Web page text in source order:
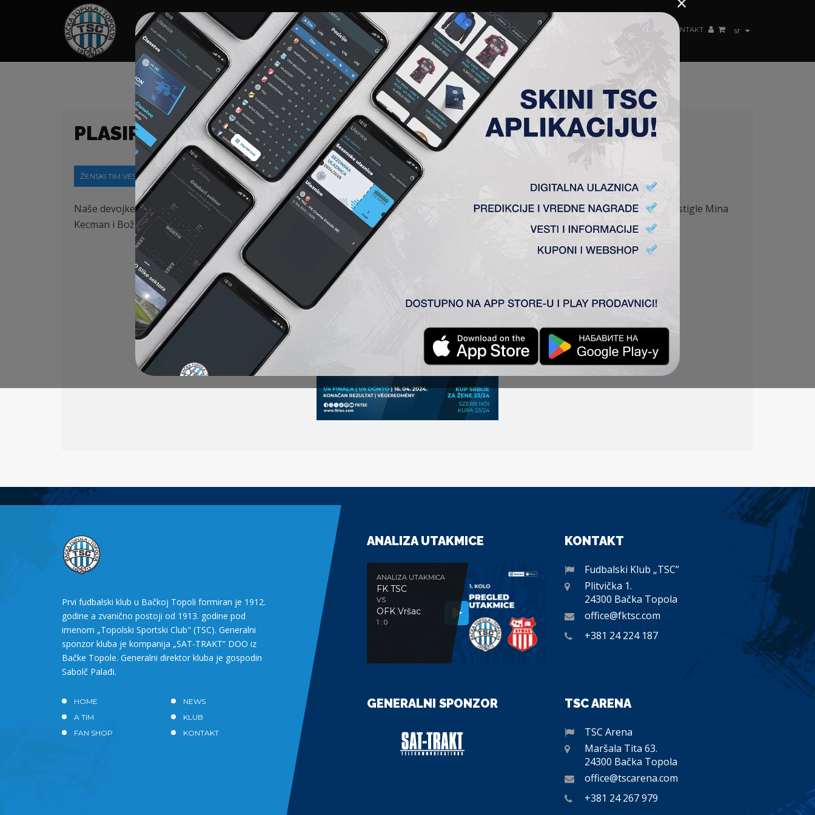
sr
HOME SPONZORI NEWS GALERIJE A TIM ČLANSTVO AKREDITACIJE KLUB AKADEMIJA ŽENSKI TIM KONTAKT
PLASIRALI SMO SE U POLUFINALE KUPA
ŽENSKI TIM VESTI 17-04-2024
Naše devojke su se plasirale u polufinale Kupa Srbije pošto su danas u Nišu u 1/4 finalu pobedile Mašinac sa 2:1. Golove za TSC su postigle Mina
Kecman i Božana Božić.
Prvi fudbalski klub u Bačkoj Topoli formiran je 1912.
godine a zvanično postoji od 1913. godine pod
imenom „Topolski Sportski Club" (TSC). Generalni
sponzor kluba je kompanija „SAT-TRAKT” DOO iz
Bačke Topole. Generalni direktor kluba je gospodin
Sabolč Palađi.
HOME
NEWS
A TIM
KLUB
FAN SHOP
KONTAKT
ANALIZA UTAKMICE
ANALIZA UTAKMICA
FK TSC
VS
OFK Vršac
1 : 0
KONTAKT
Fudbalski Klub „TSC”
Plitvička 1.
24300 Bačka Topola
office@fktsc.com
+381 24 224 187
GENERALNI SPONZOR TSC ARENA
TSC Arena
Maršala Tita 63.
24300 Bačka Topola
office@tscarena.com
+381 24 267 979